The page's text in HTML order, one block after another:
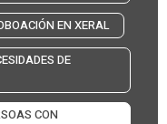
EN XERAL
DE
CON